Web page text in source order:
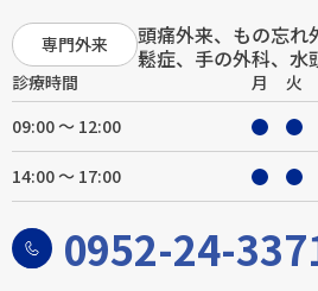
専門外来
頭痛外来、もの忘れ
鬆症、手の外科、水
診療時間 月 火
09:00 ～ 12:00
14:00 ～ 17:00
0952-24-